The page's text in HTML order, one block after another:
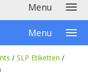
Menu
Menu
/ SLP Etiketten /